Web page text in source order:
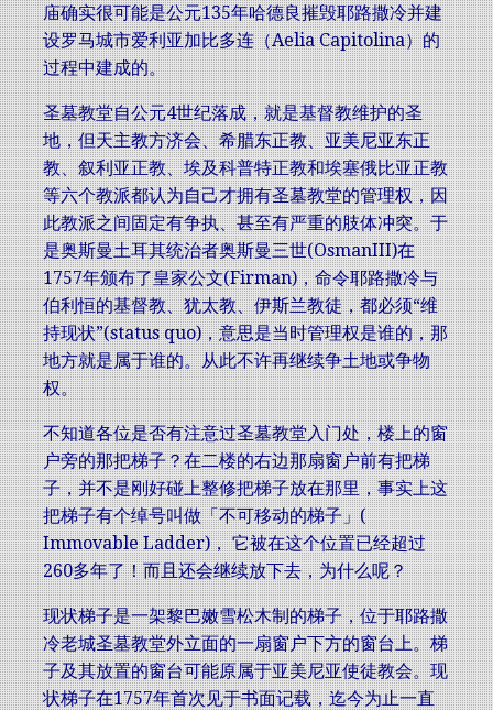
庙确实很可能是公元135年哈德良摧毁耶路撒冷并建
设罗马城市爱利亚加比多连（Aelia Capitolina）的
过程中建成的。
圣墓教堂自公元4世纪落成，就是基督教维护的圣
地，但天主教方济会、希腊东正教、亚美尼亚东正
教、叙利亚正教、埃及科普特正教和埃塞俄比亚正教
等六个教派都认为自己才拥有圣墓教堂的管理权，因
此教派之间固定有争执、甚至有严重的肢体冲突。于
是奥斯曼土耳其统治者奥斯曼三世(OsmanIII)在
1757年颁布了皇家公文(Firman)，命令耶路撒冷与
伯利恒的基督教、犹太教、伊斯兰教徒，都必须“维
持现状”(status quo)，意思是当时管理权是谁的，那
地方就是属于谁的。从此不许再继续争土地或争物
权。
不知道各位是否有注意过圣墓教堂入门处，楼上的窗
户旁的那把梯子？在二楼的右边那扇窗户前有把梯
子，并不是刚好碰上整修把梯子放在那里，事实上这
把梯子有个绰号叫做「不可移动的梯子」(
Immovable Ladder)， 它被在这个位置已经超过
260多年了！而且还会继续放下去，为什么呢？
现状梯子是一架黎巴嫩雪松木制的梯子，位于耶路撒
冷老城圣墓教堂外立面的一扇窗户下方的窗台上。梯
子及其放置的窗台可能原属于亚美尼亚使徒教会。现
状梯子在1757年首次见于书面记载，迄今为止一直